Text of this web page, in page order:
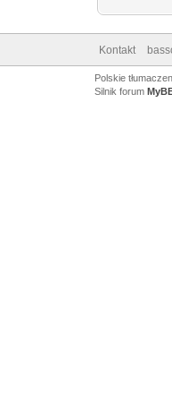
Kontakt
Polskie
Silnik forum